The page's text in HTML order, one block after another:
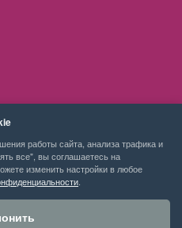
работы сайта, анализа трафика и
все", вы соглашаетесь на
изменить настройки в любое